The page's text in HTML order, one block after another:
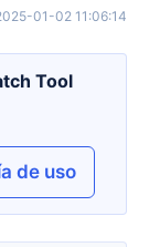
01-02 11:06:14
Tool
de uso